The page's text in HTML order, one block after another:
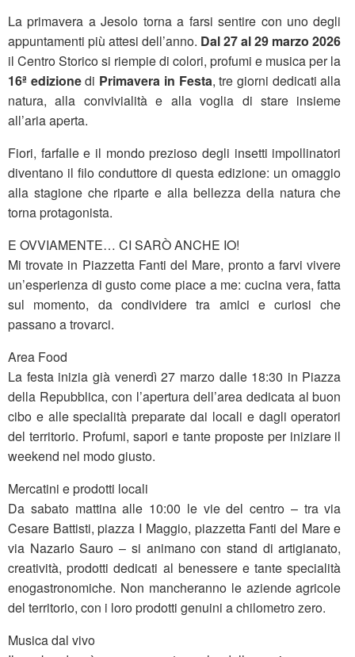
La primavera a Jesolo torna a farsi sentire con uno degli
appuntamenti più attesi dell’anno. Dal 27 al 29 marzo 2026
il Centro Storico si riempie di colori, profumi e musica per la
16ª edizionedi Primavera in Festa, tre giorni dedicati alla
natura, alla convivialità e alla voglia di stare insieme
all’aria aperta.
Fiori, farfalle e il mondo prezioso degli insetti impollinatori
diventano il filo conduttore di questa edizione: un omaggio
alla stagione che riparte e alla bellezza della natura che
torna protagonista.
E OVVIAMENTE… CI SARÒ ANCHE IO!
Mi trovate in Piazzetta Fanti del Mare, pronto a farvi vivere
un’esperienza di gusto come piace a me: cucina vera, fatta
sul momento, da condividere tra amici e curiosi che
passano a trovarci.
Area Food
La festa inizia già venerdì 27 marzo dalle 18:30 in Piazza
della Repubblica, con l’apertura dell’area dedicata al buon
cibo e alle specialità preparate dai locali e dagli operatori
del territorio. Profumi, sapori e tante proposte per iniziare il
weekend nel modo giusto.
Mercatini e prodotti locali
Da sabato mattina alle 10:00 le vie del centro – tra via
Cesare Battisti, piazza I Maggio, piazzetta Fanti del Mare e
via Nazario Sauro – si animano con stand di artigianato,
creatività, prodotti dedicati al benessere e tante specialità
enogastronomiche. Non mancheranno le aziende agricole
del territorio, con i loro prodotti genuini a chilometro zero.
Musica dal vivo